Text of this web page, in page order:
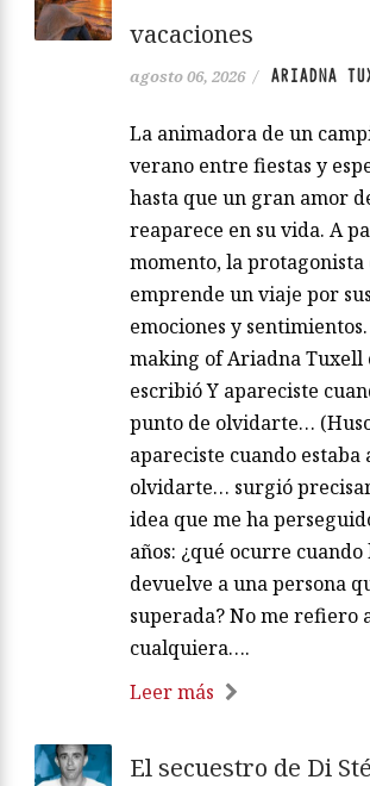
vacaciones
agosto 06, 2026 / ARIADNA
La animadora de un
verano entre fiestas y
hasta que un gran amor
reaparece en su vida. A
momento, la protagonista
emprende un viaje por
emociones y sentimientos.
making of Ariadna Tuxell
escribió Y apareciste
punto de olvidarte…
apareciste cuando estaba
olvidarte… surgió
idea que me ha
años: ¿qué ocurre
devuelve a una persona
superada? No me refiero
cualquiera….
Leer más
El secuestro de Di